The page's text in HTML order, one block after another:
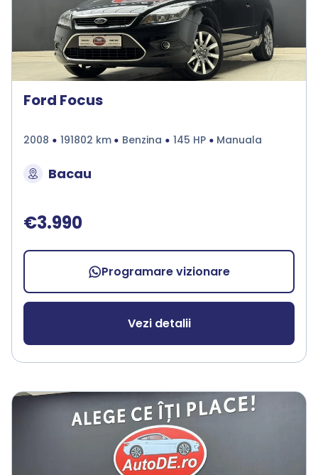
Ford Focus
2008 191802 km Benzina 145 HP Manuala
Bacau
€3.990
Programare vizionare
Vezi detalii